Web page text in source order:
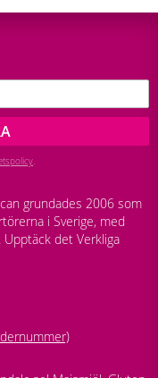
grundades 2006 som
i Sverige, med
det Verkliga